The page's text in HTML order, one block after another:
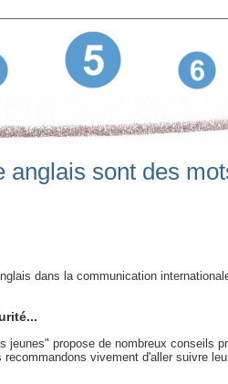
anglais sont des
dans la communication
jeunes" propose de nombreux conseils
vivement d'aller suivre